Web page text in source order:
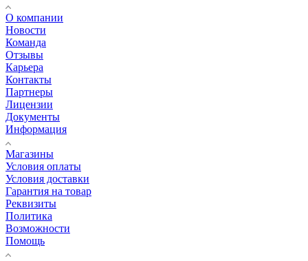
О компании
Новости
Команда
Отзывы
Карьера
Контакты
Партнеры
Лицензии
Документы
Информация
Магазины
Условия оплаты
Условия доставки
Гарантия на товар
Реквизиты
Политика
Возможности
Помощь